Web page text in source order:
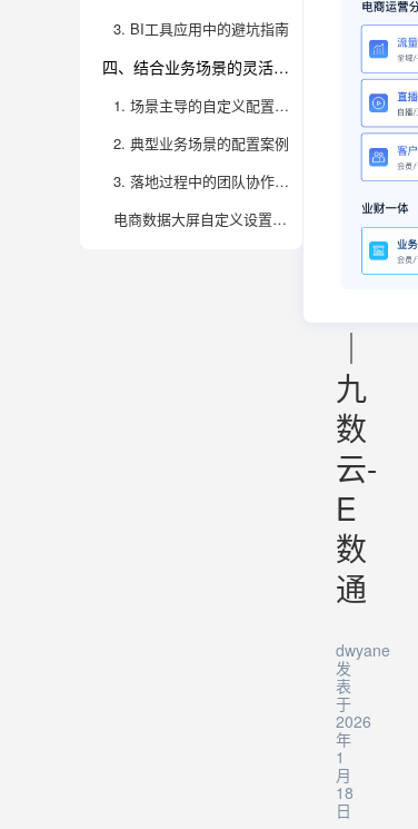
3. BI工具应用中的避坑指南
四、结合业务场景的灵活配置与落地方案
1. 场景主导的自定义配置思路
2. 典型业务场景的配置案例
3. 落地过程中的团队协作与敏捷优化
电商数据大屏自定义设置有哪些实用的修改方法？
修
改，
数
调
整
技
｜
九
数
云-
E
数
通
dwyane
发
表
于
2026
年
1
月
18
日